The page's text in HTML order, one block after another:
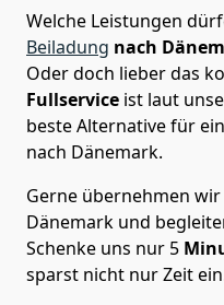
Welche Leistungen
Beiladung nach
Oder doch lieber das
Fullservice ist laut
beste Alternative für
nach Dänemark.
Gerne übernehmen
Dänemark und
Schenke uns nur 5
sparst nicht nur Zeit